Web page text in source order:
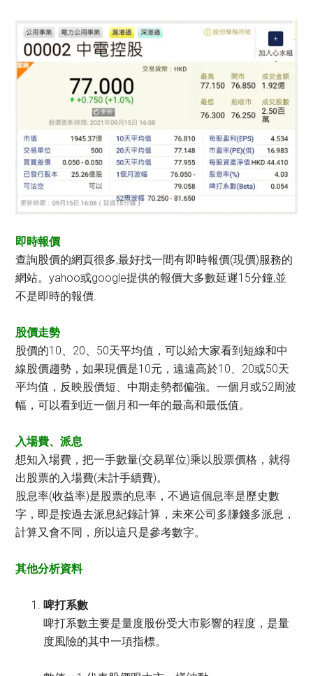
即時報價
查詢股價的網頁很多,最好找一間有即時報價(現價)服務的
網站。yahoo或google提供的報價大多數延遲15分鐘,並
不是即時的報價.
股價走勢
股價的10、20、50天平均值，可以給大家看到短線和中
線股價趨勢，如果現價是10元，遠遠高於10、20或50天
平均值，反映股價短、中期走勢都偏強。一個月或52周波
幅，可以看到近一個月和一年的最高和最低值。
入場費、派息
想知入場費，把一手數量(交易單位)乘以股票價格，就得
出股票的入場費(未計手續費)。
股息率(收益率)是股票的息率，不過這個息率是歷史數
字，即是按過去派息紀錄計算，未來公司多膁錢多派息，
計算又會不同，所以這只是參考數字。
其他分析資料
啤打系數
啤打系數主要是量度股份受大市影響的程度，是量
度風險的其中一項指標。